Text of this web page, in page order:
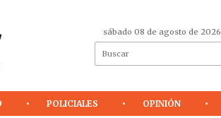
sábado 08 de agosto de 2026
POLICIALES OPINIÓN